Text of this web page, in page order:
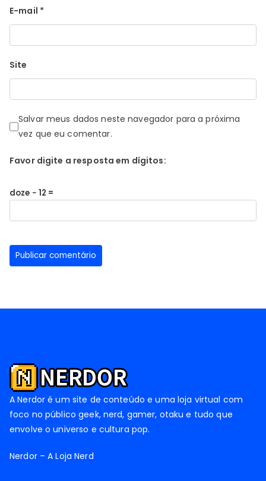
E-mail *
Site
Salvar meus dados neste navegador para a próxima
vez que eu comentar.
Favor digite a resposta em dígitos:
doze − 12 =
A Nerdor é um site de conteúdo e uma loja virtual com
foco no público geek, nerd, gamer, otaku e tudo que
envolve o universo e cultura pop.
Nerdor – A Loja Nerd